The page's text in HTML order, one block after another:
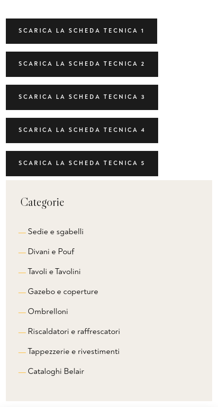
SCARICA LA SCHEDA TECNICA 1
SCARICA LA SCHEDA TECNICA 2
SCARICA LA SCHEDA TECNICA 3
SCARICA LA SCHEDA TECNICA 4
SCARICA LA SCHEDA TECNICA 5
Categorie
Sedie e sgabelli
Divani e Pouf
Tavoli e Tavolini
Gazebo e coperture
Ombrelloni
Riscaldatori e raffrescatori
Tappezzerie e rivestimenti
Cataloghi Belair